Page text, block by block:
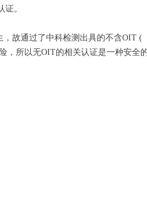
。
，故通过了中科检测出具的不含OIT (
，所以无OIT的相关认证是一种安全的